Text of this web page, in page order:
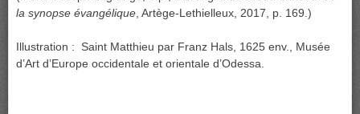
la synopse évangélique , Artège-Lethielleux, 2017, p. 169.)
Illustration : Saint Matthieu par Franz Hals, 1625 env., Musée
d’Art d’Europe occidentale et orientale d’Odessa.